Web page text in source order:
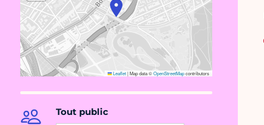
Leaflet|Map data ©OpenStreetMapcontributors
Tout public